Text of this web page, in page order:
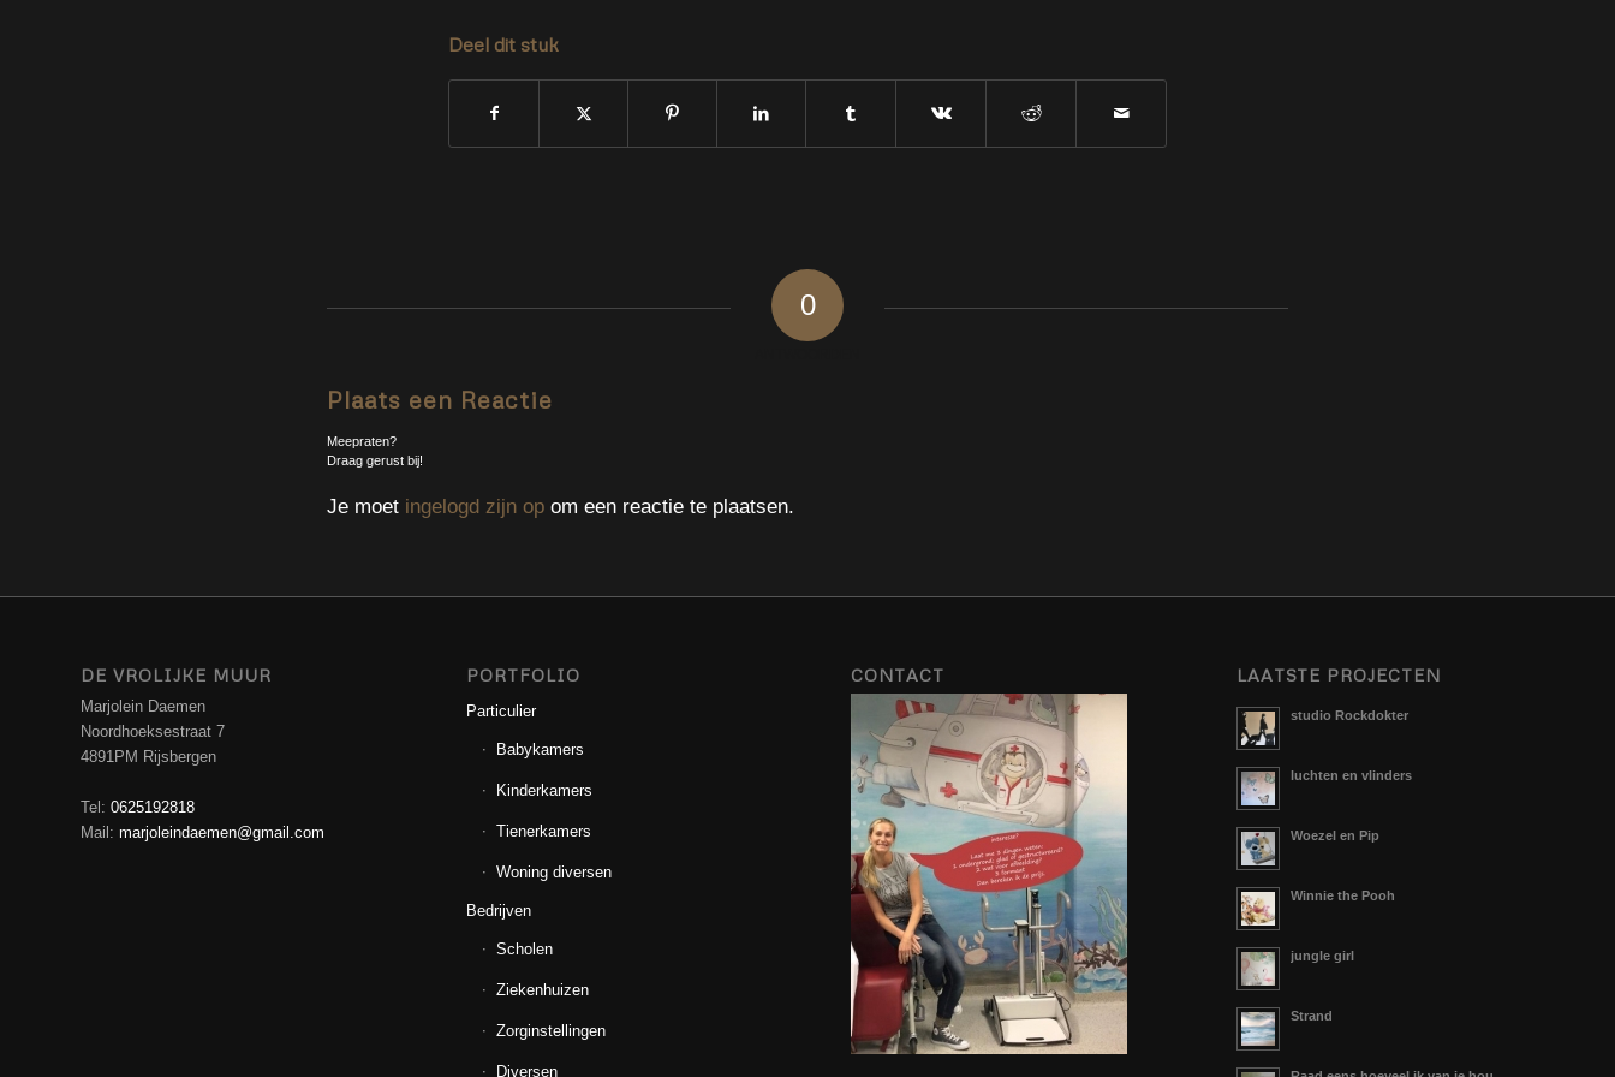
Deel dit stuk
0
Plaats een Reactie
Meepraten?
Draag gerust bij!
Je moet ingelogd zijn op om een reactie te plaatsen.
DE VROLIJKE MUUR
Marjolein Daemen
Noordhoeksestraat 7
4891PM Rijsbergen
Tel: 0625192818
Mail: marjoleindaemen@gmail.com
PORTFOLIO
Particulier
Babykamers
Kinderkamers
Tienerkamers
Woning diversen
Bedrijven
Scholen
Ziekenhuizen
Zorginstellingen
Diversen
CONTACT LAATSTE PROJECTEN
studio Rockdokter
luchten en vlinders
Woezel en Pip
Winnie the Pooh
jungle girl
Strand